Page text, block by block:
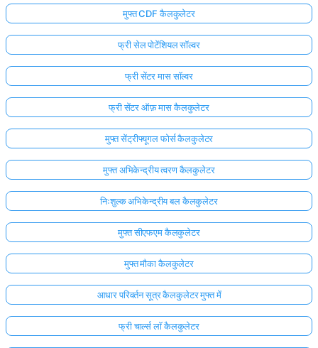
मुफ्त CDF कैलकुलेटर
फ्री सेल पोटेंशियल सॉल्वर
फ्री सेंटर मास सॉल्वर
फ्री सेंटर ऑफ़ मास कैलकुलेटर
मुफ्त सेंट्रीफ्यूगल फोर्स कैलकुलेटर
मुफ्त अभिकेन्द्रीय त्वरण कैलकुलेटर
निःशुल्क अभिकेन्द्रीय बल कैलकुलेटर
मुफ्त सीएफएम कैलकुलेटर
मुफ्त मौका कैलकुलेटर
आधार परिवर्तन सूत्र कैलकुलेटर मुफ्त में
फ्री चार्ल्स लॉ कैलकुलेटर